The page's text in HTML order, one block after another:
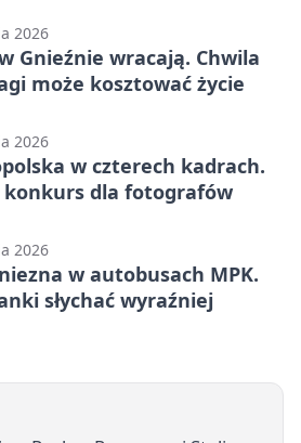
2026
Gnieźnie wracają. Chwila
może kosztować życie
2026
w czterech kadrach.
konkurs dla fotografów
2026
w autobusach MPK.
słychać wyraźniej